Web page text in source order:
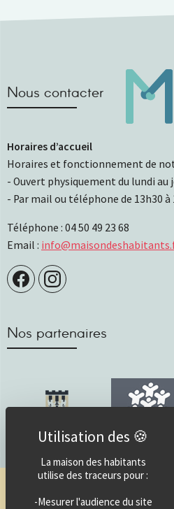
Nous contacter
Horaires d’accueil
Horaires et fonctionnement de
- Ouvert physiquement du lundi au
- Par mail ou téléphone de 13h30 à
Téléphone : 04 50 49 23 68
Email :
Nos partenaires
Guide des activités
La maison des habitants
utilise des traceurs pour :
-Mesurer l'audience du site